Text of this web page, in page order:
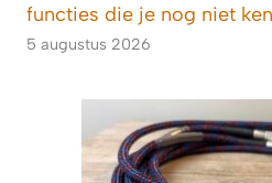
functies die je nog niet
5 augustus 2026